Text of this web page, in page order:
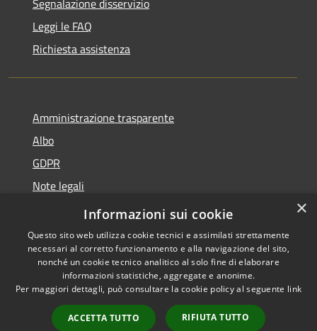
Leggi le FAQ
Richiesta assistenza
Amministrazione trasparente
Albo
GDPR
Note legali
Dichiarazione di accessibilità
Accessibilità
Copyright © 2026 • Comune di
Cattolica • Powered by
Municipium•
Accesso
×
Informazioni sui cookie
Questo sito web utilizza cookie tecnici e assimilati strettamente
necessari al corretto funzionamento e alla navigazione del sito,
nonché un cookie tecnico analitico al solo fine di elaborare
informazioni statistiche, aggregate e anonime.
Per maggiori dettagli, può consultare la cookie policy al seguente link
ACCETTA TUTTO RIFIUTA TUTTO